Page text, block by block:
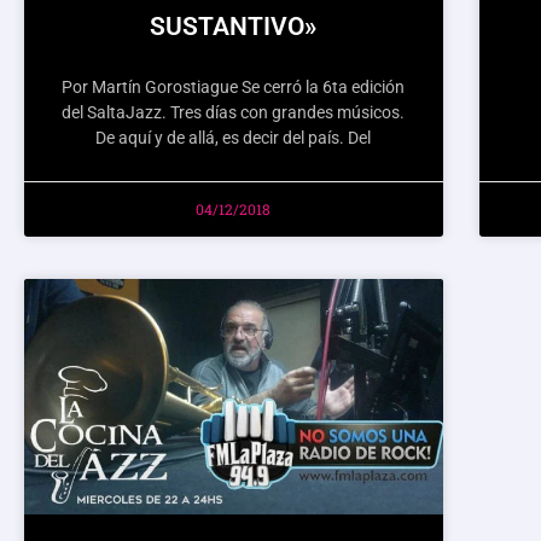
SUSTANTIVO»
Por Martín Gorostiague Se cerró la 6ta edición
del SaltaJazz. Tres días con grandes músicos.
De aquí y de allá, es decir del país. Del
04/12/2018